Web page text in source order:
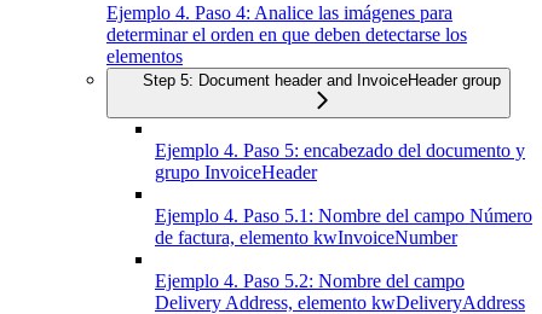
Ejemplo 4. Paso 4: Analice las imágenes para
determinar el orden en que deben detectarse los
elementos
Step 5: Document header and InvoiceHeader group
Ejemplo 4. Paso 5: encabezado del documento y
grupo InvoiceHeader
Ejemplo 4. Paso 5.1: Nombre del campo Número
de factura, elemento kwInvoiceNumber
Ejemplo 4. Paso 5.2: Nombre del campo
Delivery Address, elemento kwDeliveryAddress